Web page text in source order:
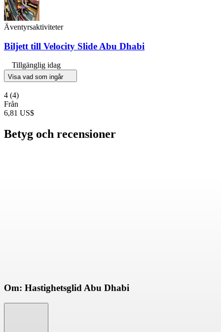
Äventyrsaktiviteter
Biljett till Velocity Slide Abu Dhabi
Tillgänglig idag
Visa vad som ingår
4 (4)
Från
6,81 US$
Betyg och recensioner
Om: Hastighetsglid Abu Dhabi